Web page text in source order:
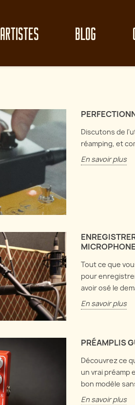
ARTISTES BLOG
Analyse de circuit : Electro
Plongeons dans les abysses
de l'électronique et explorons
à la fois la Electro Harmonix
LPB1 et la Screaming Bird !
En savoir plus
Discutons de
réamping, et
En savoir plus
Tout ce que
pour
avoir osé le
En savoir plus
PRÉAMPLIS
Découvrez ce
un vrai préamp
bon modèle
En savoir plus